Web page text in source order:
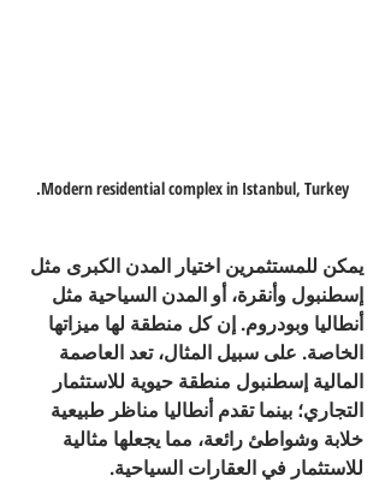
Modern residential complex in Istanbul, Turkey.
يمكن للمستثمرين اختيار المدن الكبرى مثل
إسطنبول وأنقرة، أو المدن السياحية مثل
أنطاليا وبودروم. إن كل منطقة لها ميزاتها
الخاصة. على سبيل المثال، تعد العاصمة
المالية إسطنبول منطقة حيوية للاستثمار
التجاري؛ بينما تقدم أنطاليا مناظر طبيعية
خلابة وشواطئ رائعة، مما يجعلها مثالية
للاستثمار في العقارات السياحية.